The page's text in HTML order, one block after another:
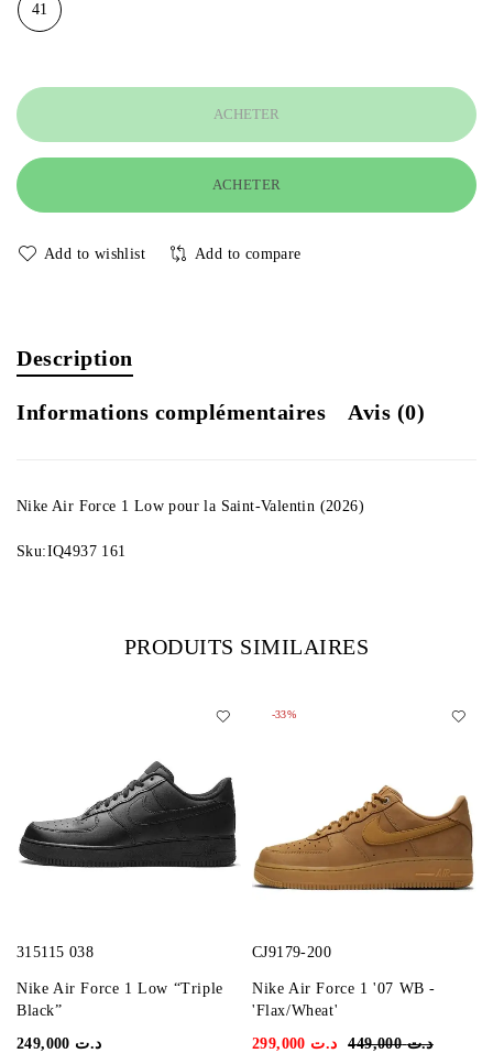
41
ACHETER
ACHETER
Add to wishlist Add to compare
Description
Informations complémentaires Avis (0)
Nike Air Force 1 Low pour la Saint-Valentin (2026)
Sku:IQ4937 161
PRODUITS SIMILAIRES
315115 038
Nike Air Force 1 Low “Triple
Black”
د.ت
-33%
CJ9179-200
Nike Air Force 1 '07 WB -
'Flax/Wheat'
د.ت449,000 د.ت